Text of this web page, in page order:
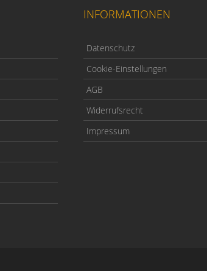
INFORMATIONEN
Datenschutz
Cookie-Einstellungen
AGB
Widerrufsrecht
Impressum